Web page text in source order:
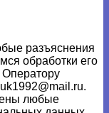
разъяснения
обработки его
.
любые